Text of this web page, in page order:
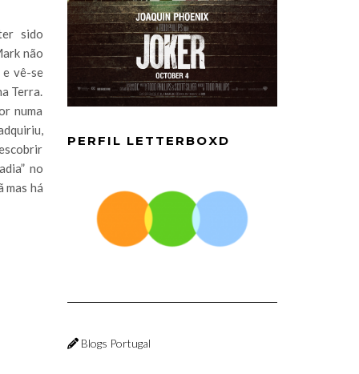
sido
não
vê-se
Terra.
numa
no
mas há
PERFIL LETTERBOXD
Blogs Portugal